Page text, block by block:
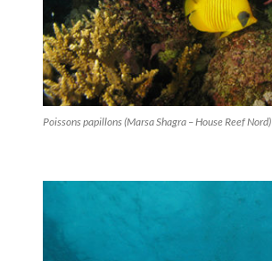
Poissons papillons (Marsa Shagra – House Reef Nord)